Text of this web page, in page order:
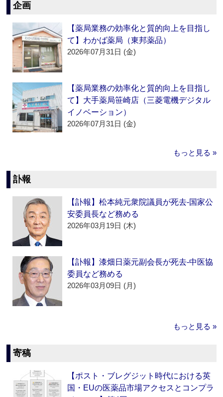
企画
【薬局業務の効率化と質的向上を目指し
て】わかば薬局（東邦薬品）
2026年07月31日 (金)
【薬局業務の効率化と質的向上を目指し
て】大手薬局笹崎店（三菱電機デジタル
イノベーション）
2026年07月31日 (金)
もっと見る »
訃報
【訃報】松本純元衆院議員が死去‐国家公
安委員長など務める
2026年03月19日 (木)
【訃報】漆畑日薬元副会長が死去‐中医協
委員など務める
2026年03月09日 (月)
もっと見る »
寄稿
【ポスト・ブレグジット時代における英
国・EUの医薬品市場アクセスとコンプラ